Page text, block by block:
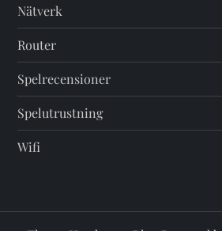
Nätverk
Router
Spelrecensioner
Spelutrustning
Wifi